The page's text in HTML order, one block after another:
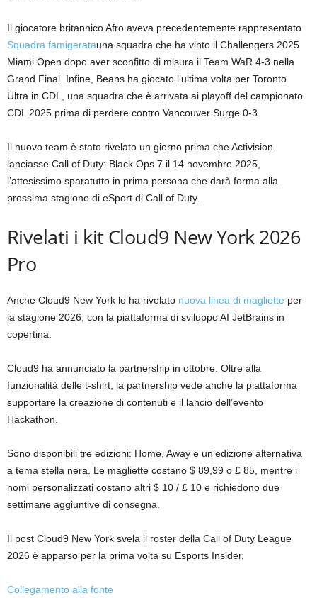
Il giocatore britannico Afro aveva precedentemente rappresentato
Squadra famigeratauna squadra che ha vinto il Challengers 2025
Miami Open dopo aver sconfitto di misura il Team WaR 4-3 nella
Grand Final. Infine, Beans ha giocato l’ultima volta per Toronto
Ultra in CDL, una squadra che è arrivata ai playoff del campionato
CDL 2025 prima di perdere contro Vancouver Surge 0-3.
Il nuovo team è stato rivelato un giorno prima che Activision
lanciasse Call of Duty: Black Ops 7 il 14 novembre 2025,
l’attesissimo sparatutto in prima persona che darà forma alla
prossima stagione di eSport di Call of Duty.
Rivelati i kit Cloud9 New York 2026
Pro
Anche Cloud9 New York lo ha rivelato nuova linea di magliette per
la stagione 2026, con la piattaforma di sviluppo AI JetBrains in
copertina.
Cloud9 ha annunciato la partnership in ottobre. Oltre alla
funzionalità delle t-shirt, la partnership vede anche la piattaforma
supportare la creazione di contenuti e il lancio dell’evento
Hackathon.
Sono disponibili tre edizioni: Home, Away e un’edizione alternativa
a tema stella nera. Le magliette costano $ 89,99 o £ 85, mentre i
nomi personalizzati costano altri $ 10 / £ 10 e richiedono due
settimane aggiuntive di consegna.
Il post Cloud9 New York svela il roster della Call of Duty League
2026 è apparso per la prima volta su Esports Insider.
Collegamento alla fonte